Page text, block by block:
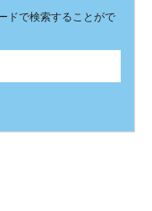
ドで検索することがで